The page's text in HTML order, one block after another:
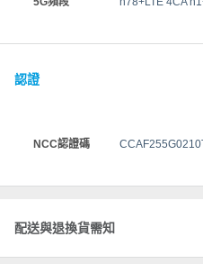
認證
NCC認證碼
配送與退換貨需知